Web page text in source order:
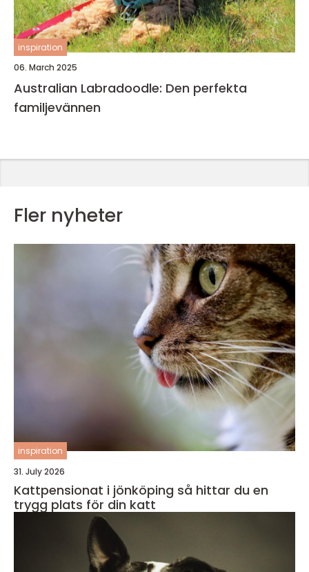
inspiration
06. March 2025
Australian Labradoodle: Den perfekta
familjevännen
Fler nyheter
inspiration
31. July 2026
Kattpensionat i jönköping så hittar du en
trygg plats för din katt